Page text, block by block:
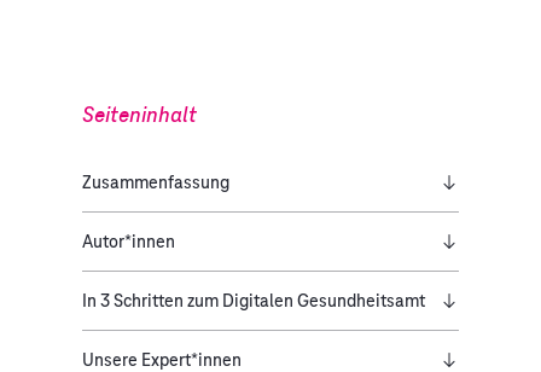
Seiteninhalt
Zusammenfassung
Autor*innen
In 3 Schritten zum Digitalen Gesundheitsamt
Unsere Expert*innen